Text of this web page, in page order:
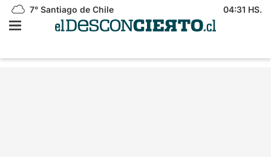
7° Santiago de Chile 04:31 HS.